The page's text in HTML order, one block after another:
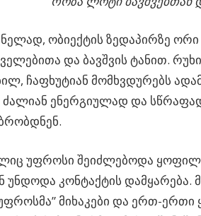
ობიექტის ზედაპირზე ორი
და ბავშვის ტანით.
ჩაფხუტიან მომხვდურებს
ძალიან ენერგიულად და
უფროსი შეიძლებოდა
უნდოდა კონტაქტის დამყარება.
მიხაკები და ერთ-ერთი